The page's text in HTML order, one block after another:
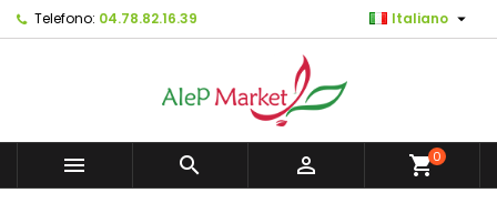
Telefono: 04.78.82.16.39 Italiano 
   shopping_cart0
Mes listes d'envies ×
Créer une nouvelle liste
Crea lista dei desideri ×
Nome lista dei desideri
Accedi ×
Devi avere effettuato l'accesso per salvare dei
prodotti nella tua lista dei desideri.
Annulla Accedi